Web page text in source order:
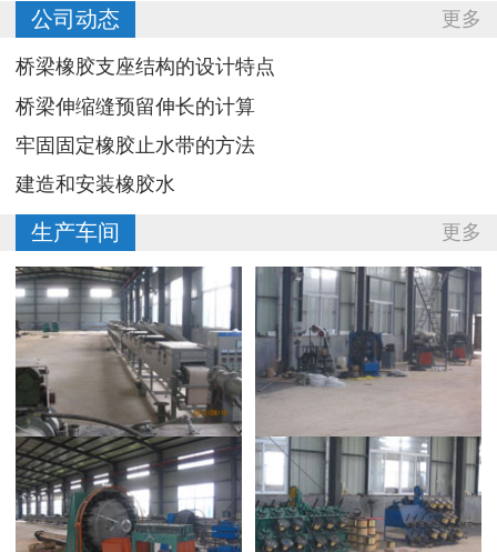
更多
公司动态
桥梁橡胶支座结构的设计特点
桥梁伸缩缝预留伸长的计算
牢固固定橡胶止水带的方法
建造和安装橡胶水
更多
生产车间